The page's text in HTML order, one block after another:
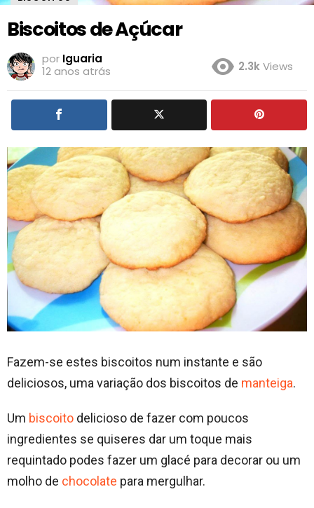
Biscoitos de Açúcar
por Iguaria
12 anos atrás
2.3kViews
Fazem-se estes biscoitos num instante e são
deliciosos, uma variação dos biscoitos de manteiga.
Um biscoito delicioso de fazer com poucos
ingredientes se quiseres dar um toque mais
requintado podes fazer um glacé para decorar ou um
molho de chocolate para mergulhar.